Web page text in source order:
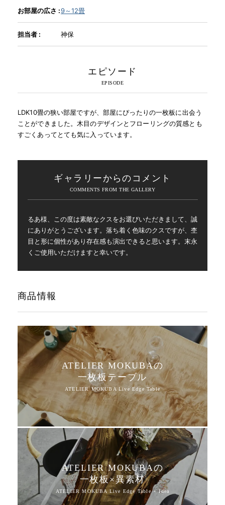
お部屋の広さ :9～12畳
担当者 : 神保
エピソード
LDK10畳の狭い部屋ですが、部屋にぴったりの一枚板に出会う
ことができました。木目のデザインとフローリングの質感とも
すごくあってとても気に入っています。
ギャラリーからのコメント
るあ様、この度は素敵なクスをお選びいただきまして、誠
にありがとうございます。落ち着く色味のクスですが、杢
目と形に個性があり存在感も演出できると思います。末永
くご使用いただけますと幸いです。
商品情報
ATELIER MOKUBAの
一枚板テーブル
ATELIER MOKUBAの
一枚板×異素材